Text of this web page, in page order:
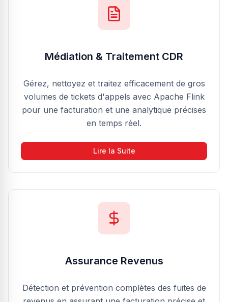
Médiation & Traitement CDR
Gérez, nettoyez et traitez efficacement de gros
volumes de tickets d'appels avec Apache Flink
pour une facturation et une analytique précises
en temps réel.
Lire la Suite
Assurance Revenus
Détection et prévention complètes des fuites de